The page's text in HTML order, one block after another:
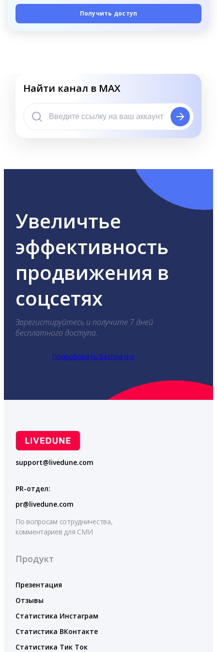
Получить доступ
Найти канал в MAX
Увеличтье
эффективность
продвижения в
соцсетях
Зарегистируйтесь и получите 7 дней
бесплатного доступа.
Попробовать бесплатно
support@livedune.com
PR-отдел:
pr@livedune.com
По вопросам сотрудничества,
комментариев для СМИ
Продукт
Презентация
Отзывы
Статистика Инстаграм
Статистика ВКонтакте
Статистика Тик Ток